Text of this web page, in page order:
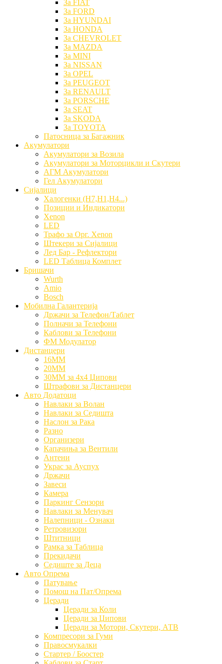
За FIAT
За FORD
За HYUNDAI
За HONDA
За CHEVROLET
За MAZDA
За MINI
За NISSAN
За OPEL
За PEUGEOT
За RENAULT
За PORSCHE
За SEAT
За SKODA
За TOYOTA
Патосница за Багажник
Акумулатори
Акумулатори за Возила
Акумулатори за Моторцикли и Скутери
АГМ Акумулатори
Гел Акумулатори
Сијалици
Халогенки (H7,H1,H4...)
Позиции и Индикатори
Xenon
LED
Трафо за Орг. Xenon
Штекери за Сијалици
Лед Бар - Рефлектори
LED Таблица Комплет
Бришачи
Wurth
Amio
Bosch
Мобилна Галантерија
Држачи за Телефон/Таблет
Полначи за Телефони
Каблови за Телефони
ФМ Модулатор
Дистанцери
16MM
20MM
30MM за 4x4 Џипови
Штрафови за Дистанцери
Авто Додатоци
Навлаки за Волан
Навлаки за Седишта
Наслон за Рака
Разно
Организери
Капачиња за Вентили
Антени
Украс за Ауспух
Држачи
Завеси
Камера
Паркинг Сензори
Навлаки за Менувач
Налепници - Ознаки
Ретровизори
Штитници
Рамка за Таблица
Прекидачи
Седиште за Деца
Авто Опрема
Патување
Помош на Пат/Опрема
Церади
Церади за Коли
Церади за Џипови
Церади за Мотори, Скутери, АТВ
Компресори за Гуми
Правосмукалки
Стартер / Боостер